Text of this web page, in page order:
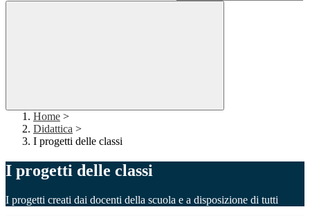
Home >
Didattica >
I progetti delle classi
I progetti delle classi
I progetti creati dai docenti della scuola e a disposizione di tutti